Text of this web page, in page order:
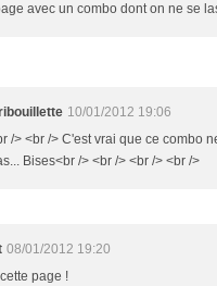
avec un combo dont on ne se
10/01/2012 19:06
/> <br /> C'est vrai que ce combo
Bises<br /> <br /> <br /> <br />
08/01/2012 19:20
page !